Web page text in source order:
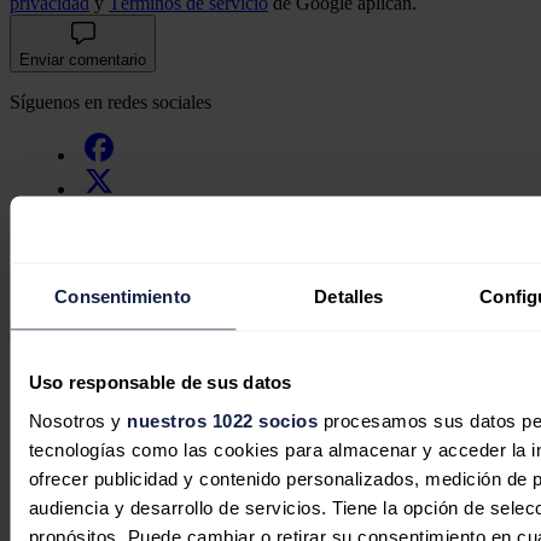
Consentimiento Detalles
Uso responsable de sus datos
Nosotros y nuestros 1022 sociosprocesamos sus datos
tecnologías como las cookies para almacenar y acceder la
ofrecer publicidad y contenido personalizados, medición de
audiencia y desarrollo de servicios. Tiene la opción de
propósitos. Puede cambiar o retirar su consentimiento en
Enviar comentario
Síguenos en redes sociales
Secciones
Opinión
Política energética
Renovables
Mercados
Eléctricas
Petróleo & Gas
Videopodcast